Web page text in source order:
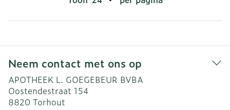
Neem contact met ons op
APOTHEEK L. GOEGEBEUR BVBA
Oostendestraat 154
8820 Torhout